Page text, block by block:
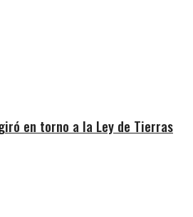
en torno a la Ley de Tierras